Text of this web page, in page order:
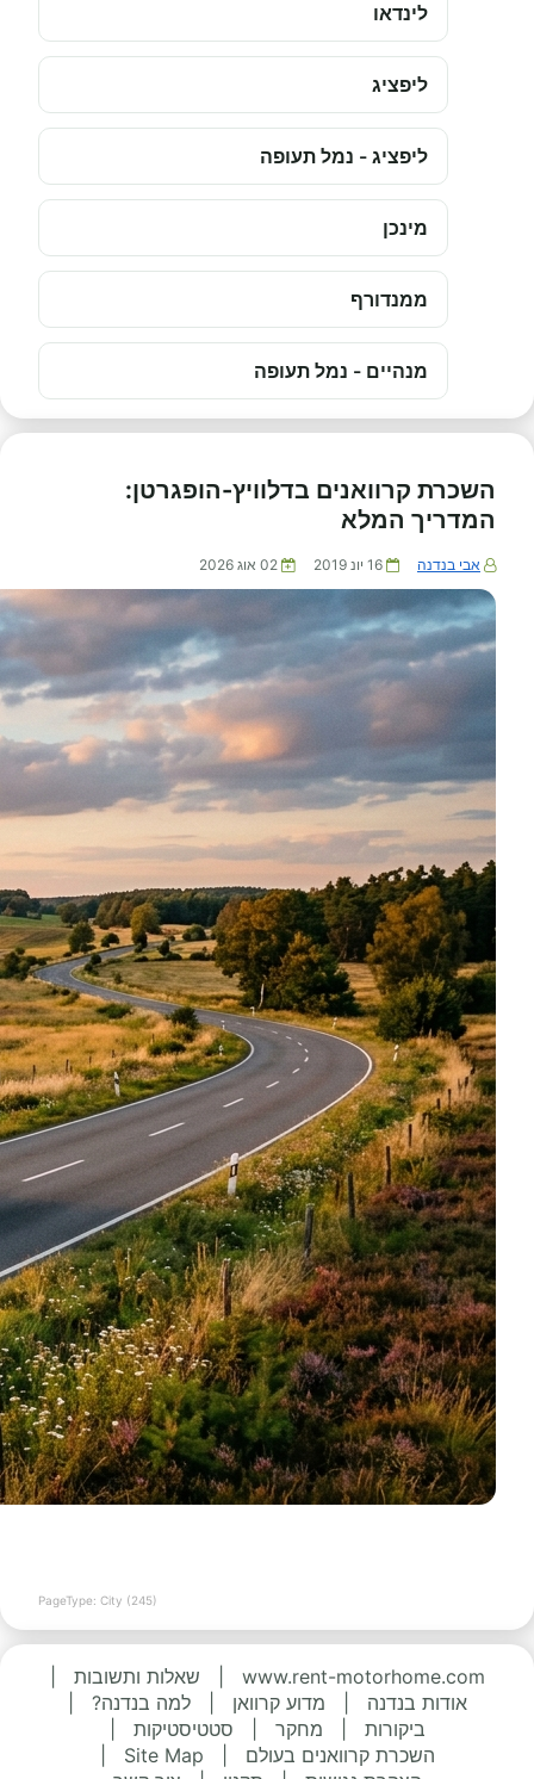
לינדאו
ליפציג
ליפציג - נמל תעופה
מינכן
ממנדורף
מנהיים - נמל תעופה
השכרת קרוואנים בדלוויץ-הופגרטן:
המדריך המלא
אבי בנדנה 16 יונ 2019 02 אוג 2026
PageType: City (245)
www.rent-motorhome.com שאלות ותשובות
אודות בנדנה
מדוע קרוואן למה בנדנה?
ביקורות
מחקר סטטיסטיקות
השכרת קרוואנים בעולם
Site Map